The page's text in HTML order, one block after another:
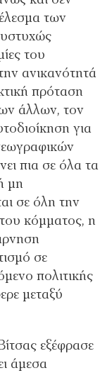
των
του
ανικανότητά
πρόταση
άλλων, τον
για
πια σε όλα τα
μη
σε όλη την
κόμματος, η
σε
πολιτικής
μεταξύ
εξέφρασε
άμεσα